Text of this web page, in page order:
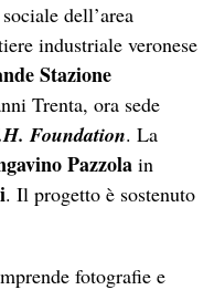
dell’area
industriale veronese
Stazione
Trenta, ora sede
Foundation. La
Pazzolain
. Il progetto è sostenuto
fotografie e